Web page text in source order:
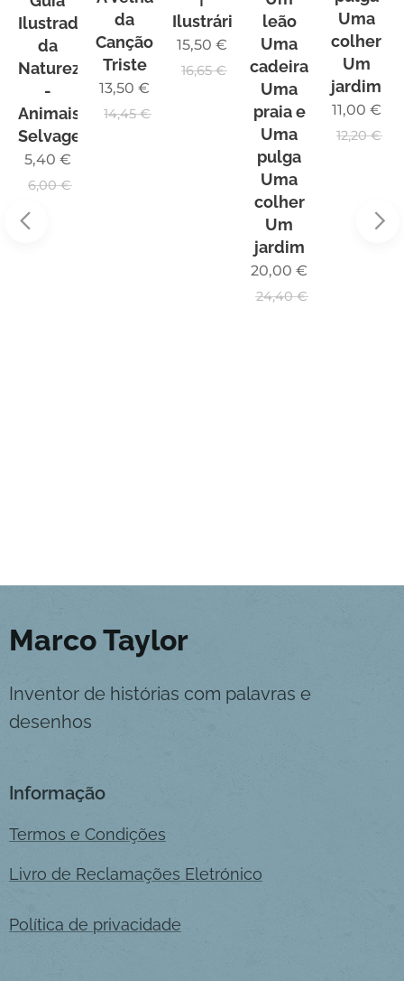
Ilustrado
da
Natureza
-
Animais
Selvagens
5,40 €
6,00€
da
Canção
Triste
13,50 €
14,45€
Ilustrário
15,50 €
16,65€
leão
Uma
cadeira
Uma
praia e
Uma
pulga
Uma
colher
Um
jardim
20,00 €
24,40€
Uma
colher
Um
jardim
11,00 €
12,20€
Marco Taylor
Inventor de histórias com palavras e
desenhos
Informação
Termos e Condições
Livro de Reclamações Eletrónico
Política de privacidade